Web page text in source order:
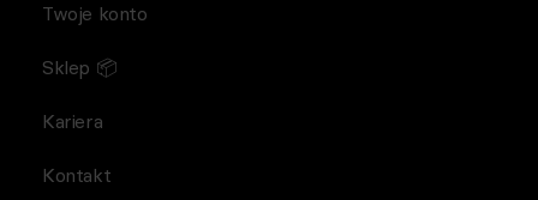
Twoje konto
Sklep 📦
Kariera
Kontakt